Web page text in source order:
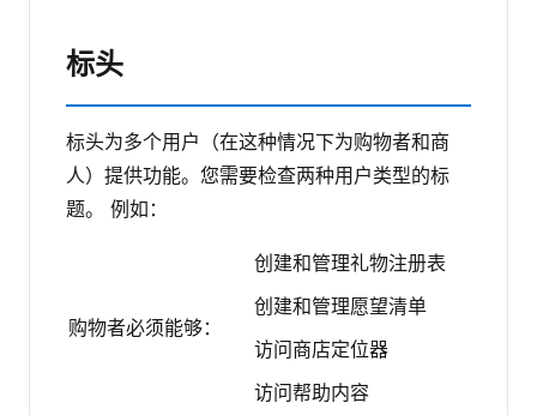
标头
标头为多个用户（在这种情况下为购物者和商
人）提供功能。您需要检查两种用户类型的标
题。
例如：
购物者必须能够：
创建和管理礼物注册表
创建和管理愿望清单
访问商店定位器
访问帮助内容